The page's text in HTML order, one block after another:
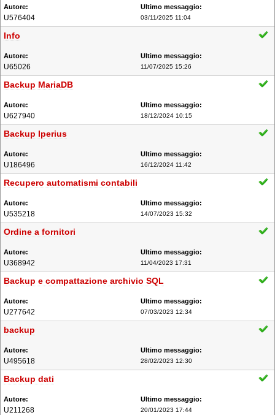
U576404 03/11/2025 11:04
Info
U65026 11/07/2025 15:26
Backup MariaDB
U627940 18/12/2024 10:15
Backup Iperius
U186496 16/12/2024 11:42
Recupero automatismi contabili
U535218 14/07/2023 15:32
Ordine a fornitori
U368942 11/04/2023 17:31
Backup e compattazione archivio SQL
U277642 07/03/2023 12:34
backup
U495618 28/02/2023 12:30
Backup dati
U211268 20/01/2023 17:44